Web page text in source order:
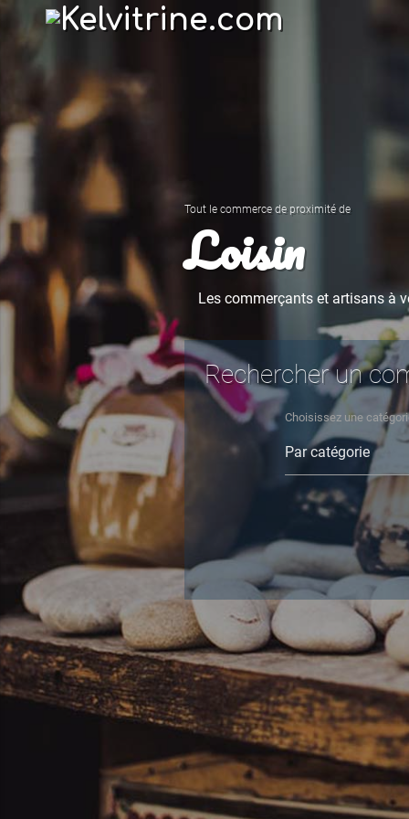
Tout le commerce de proximité de
Loisin
Les commerçants et artisans à
Rechercher un
Choisissez une